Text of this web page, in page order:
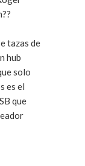
tazas de
hub
solo
es el
que